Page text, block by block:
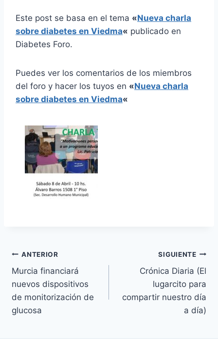
Este post se basa en el tema «Nueva charla
sobre diabetes en Viedma« publicado en
Diabetes Foro.
Puedes ver los comentarios de los miembros
del foro y hacer los tuyos en «Nueva charla
sobre diabetes en Viedma«
Navegación
de
entradas
ANTERIOR
Murcia financiará
nuevos dispositivos
de monitorización de
glucosa
SIGUIENTE
Crónica Diaria (El
lugarcito para
compartir nuestro día
a día)